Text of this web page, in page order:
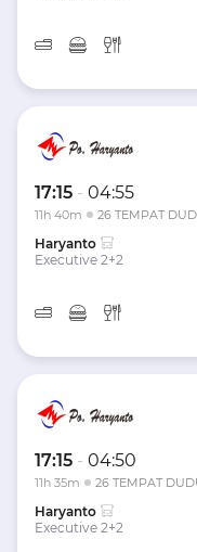
17:15 - 04:55
11h 40m 26 TEMPAT
Haryanto
Executive 2+2
17:15 - 04:50
11h 35m 26 TEMPAT
Haryanto
Executive 2+2